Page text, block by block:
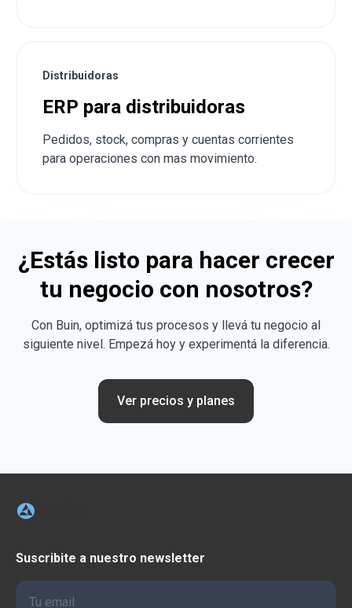
Distribuidoras
ERP para distribuidoras
Pedidos, stock, compras y cuentas corrientes
para operaciones con mas movimiento.
¿Estás listo para hacer crecer
tu negocio con nosotros?
Con Buin, optimizá tus procesos y llevá tu negocio al
siguiente nivel. Empezá hoy y experimentá la diferencia.
Ver precios y planes
Suscribite a nuestro newsletter